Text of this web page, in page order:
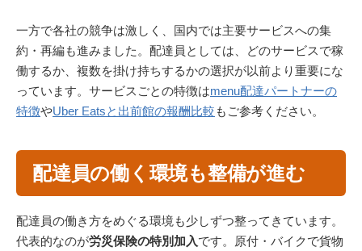
一方で各社の競争は激しく、国内では主要サービスへの集
約・再編も進みました。配達員としては、どのサービスで稼
働するか、複数を掛け持ちするかの選択が以前より重要にな
っています。サービスごとの特徴はmenu配達パートナーの
特徴やUber Eatsと出前館の報酬比較 もご参考ください。
配達員の働く環境も整備が進む
配達員の働き方をめぐる環境も少しずつ整ってきています。
代表的なのが労災保険の特別加入です。原付・バイクで貨物